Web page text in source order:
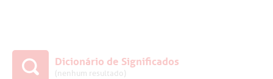
Dicionário de Significados
(nenhum resultado)